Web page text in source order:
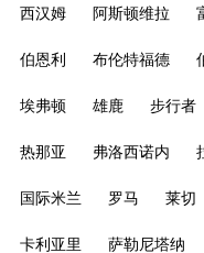
西汉姆 阿斯顿维拉
伯恩利 布伦特福德
埃弗顿 雄鹿 步行者
热那亚 弗洛西诺内
国际米兰 罗马 莱切
卡利亚里 萨勒尼塔纳